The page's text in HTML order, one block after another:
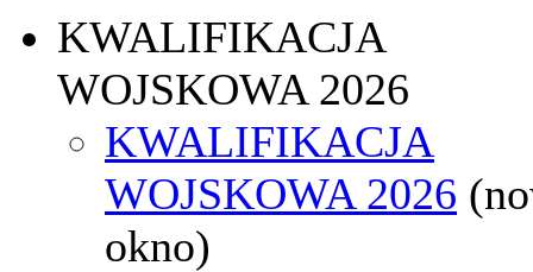
KWALIFIKACJA
WOJSKOWA 2026
KWALIFIKACJA
WOJSKOWA 2026
okno)